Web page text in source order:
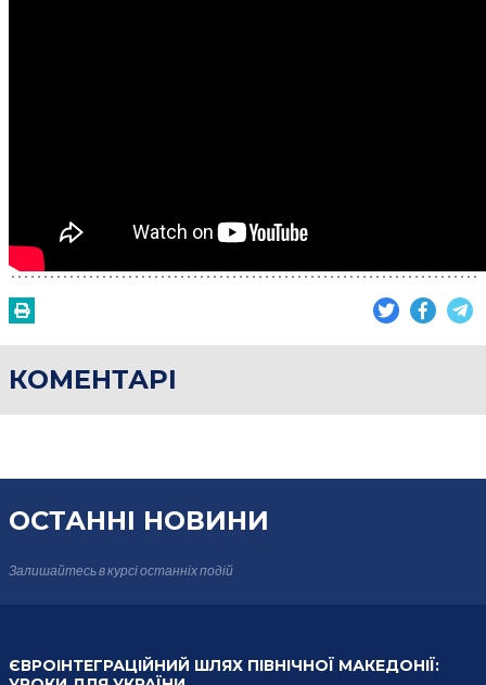
КОМЕНТАРІ
ОСТАННІ НОВИНИ
Залишайтесь в курсіостанніх подій
ЄВРОІНТЕГРАЦІЙНИЙ ШЛЯХ ПІВНІЧНОЇ МАКЕДОНІЇ: